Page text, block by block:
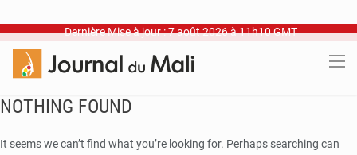
Dernière Mise à jour : 7 août 2026 à 11h10 GMT
NOTHING FOUND
It seems we can’t find what you’re looking for. Perhaps searching can